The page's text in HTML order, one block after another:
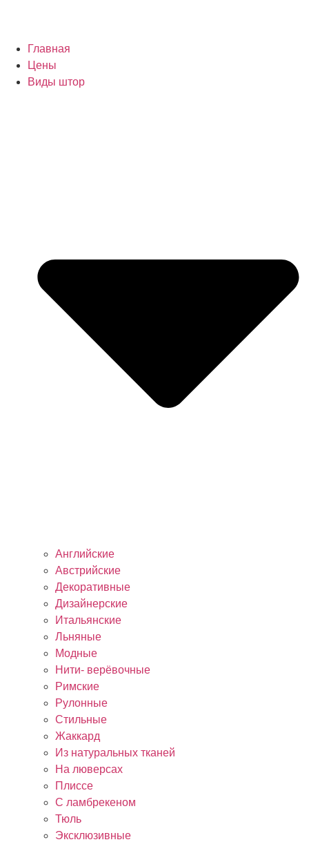
Главная
Цены
Виды штор
Английские
Австрийские
Декоративные
Дизайнерские
Итальянские
Льняные
Модные
Нити- верёвочные
Римские
Рулонные
Стильные
Жаккард
Из натуральных тканей
На люверсах
Плиссе
С ламбрекеном
Тюль
Эксклюзивные